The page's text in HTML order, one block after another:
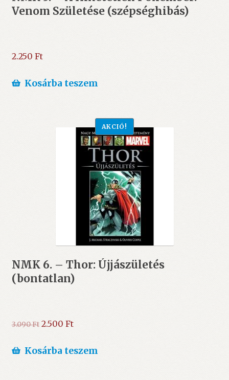
Venom Születése (szépséghibás)
2.250 Ft
Kosárba teszem
NMK 6. – Thor: Újjászületés
(bontatlan)
AKCIÓ!
3.090Ft Original
was:
2.500 FtCurrent
is:
Kosárba teszem